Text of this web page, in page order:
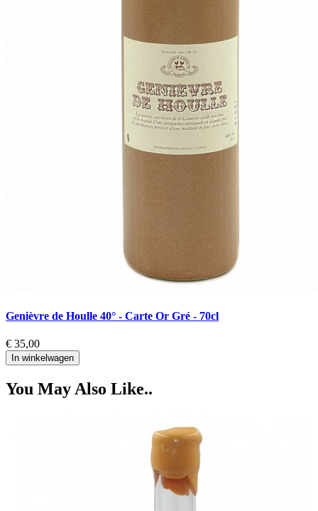
Genièvre de Houlle 40° - Carte Or Gré - 70cl
€ 35,00
In winkelwagen
You May Also Like..